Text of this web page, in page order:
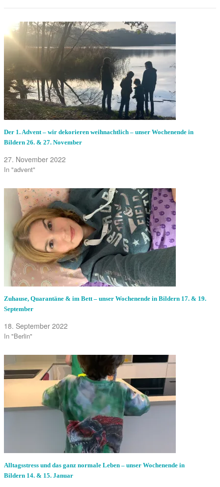
Der 1. Advent – wir dekorieren weihnachtlich – unser Wochenende in
Bildern 26. & 27. November
27. November 2022
In "advent"
Zuhause, Quarantäne & im Bett – unser Wochenende in Bildern 17. & 19.
September
18. September 2022
In "Berlin"
Alltagsstress und das ganz normale Leben – unser Wochenende in
Bildern 14. & 15. Januar